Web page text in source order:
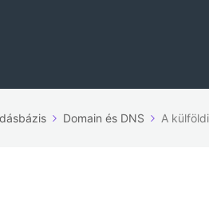
Domain és DNS A